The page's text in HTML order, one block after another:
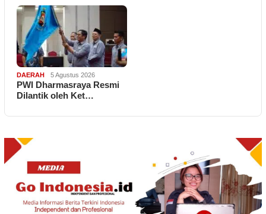
DAERAH 5 Agustus 2026
PWI Dharmasraya Resmi
Dilantik oleh Ket…